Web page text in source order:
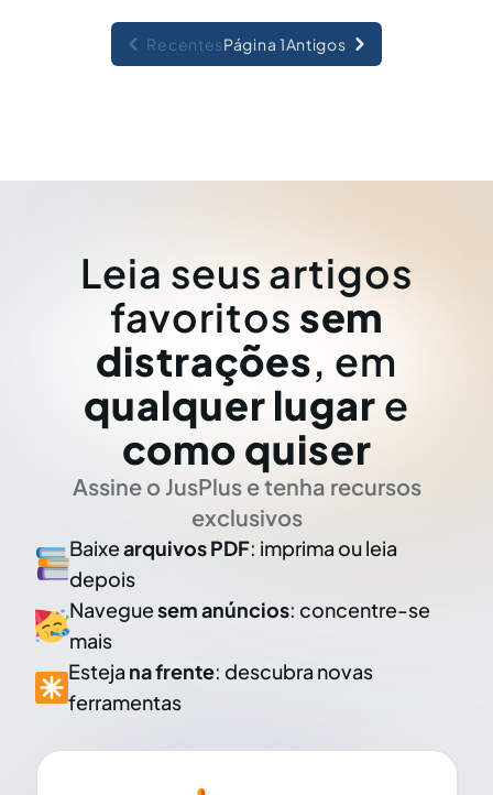
RecentesPágina 1Antigos
Leia seus artigos
favoritos sem
distrações, em
qualquer lugar e
como quiser
Assine o JusPlus e tenha recursos
exclusivos
Baixearquivos PDF: imprima ou leia
depois
Naveguesem anúncios: concentre-se
mais
Esteja na frente: descubra novas
ferramentas